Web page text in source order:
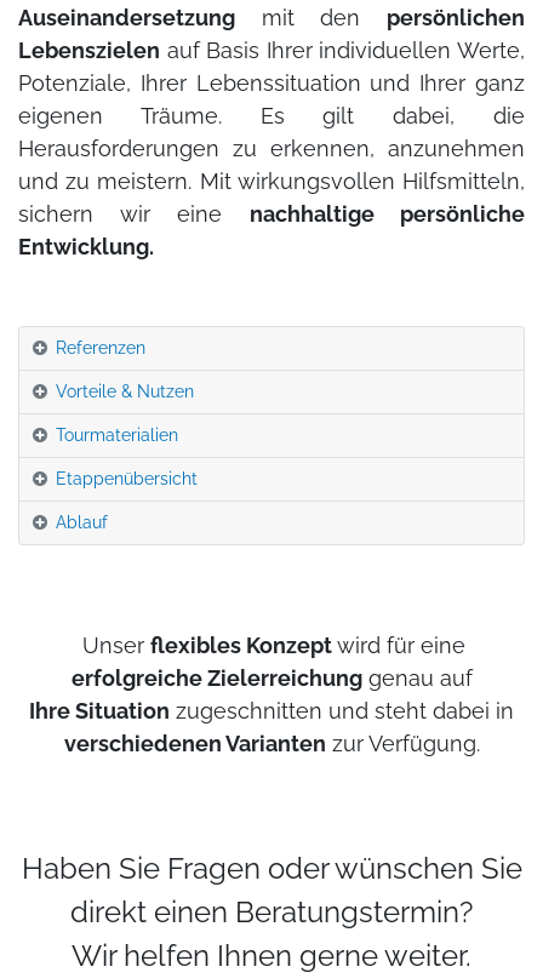
Auseinandersetzung mit den persönlichen
Lebenszielen auf Basis Ihrer individuellen Werte,
Potenziale, Ihrer Lebenssituation und Ihrer ganz
eigenen Träume. Es gilt dabei, die
Herausforderungen zu erkennen, anzunehmen
und zu meistern. Mit wirkungsvollen Hilfsmitteln,
sichern wir eine nachhaltige persönliche
Entwicklung.
Referenzen
Vorteile & Nutzen
Tourmaterialien
Etappenübersicht
Ablauf
Unser flexibles Konzeptwird für eine
erfolgreiche Zielerreichunggenau auf
Ihre Situation zugeschnitten und steht dabei in
verschiedenen Varianten zur Verfügung.
Haben Sie Fragen oder wünschen Sie
direkt einen Beratungstermin?
Wir helfen Ihnen gerne weiter.